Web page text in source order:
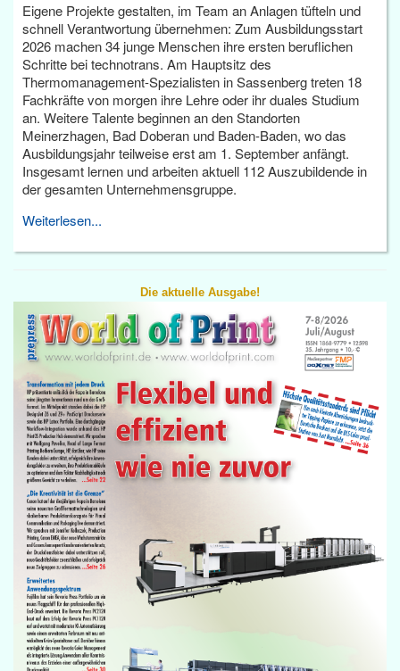
Eigene Projekte gestalten, im Team an Anlagen tüfteln und
schnell Verantwortung übernehmen: Zum Ausbildungsstart
2026 machen 34 junge Menschen ihre ersten beruflichen
Schritte bei technotrans. Am Hauptsitz des
Thermomanagement-Spezialisten in Sassenberg treten 18
Fachkräfte von morgen ihre Lehre oder ihr duales Studium
an. Weitere Talente beginnen an den Standorten
Meinerzhagen, Bad Doberan und Baden-Baden, wo das
Ausbildungsjahr teilweise erst am 1. September anfängt.
Insgesamt lernen und arbeiten aktuell 112 Auszubildende in
der gesamten Unternehmensgruppe.
Weiterlesen...
Die aktuelle Ausgabe!